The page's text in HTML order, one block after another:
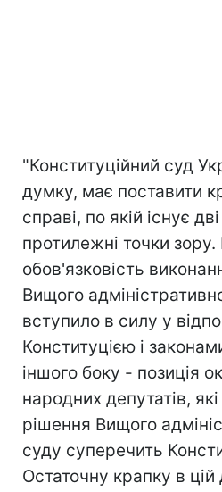
"Конституційний суд
думку, має поставити
справі, по якій існує
протилежні точки
обов'язковість
Вищого
вступило в силу у
Конституцією і
іншого боку - позиція
народних депутатів,
рішення Вищого
суду суперечить
Остаточну крапку в цій